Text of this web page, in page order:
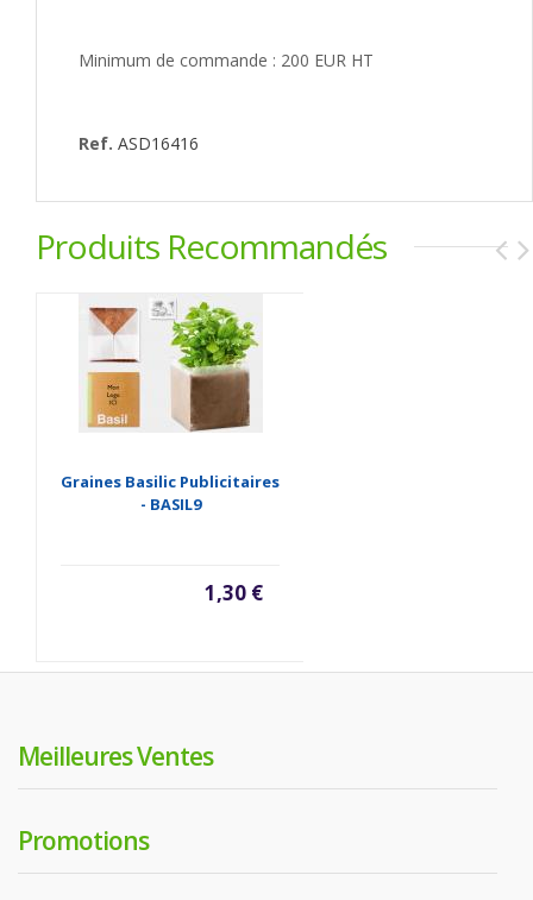
Minimum de commande : 200 EUR HT
Ref. ASD16416
Produits Recommandés
Graines Basilic Publicitaires
- BASIL9
1,30 €
Meilleures Ventes
Promotions